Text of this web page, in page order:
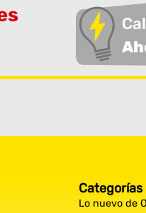
Categorías
Lo nuevo de